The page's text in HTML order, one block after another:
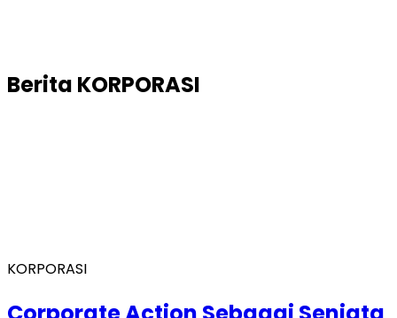
Berita KORPORASI
KORPORASI